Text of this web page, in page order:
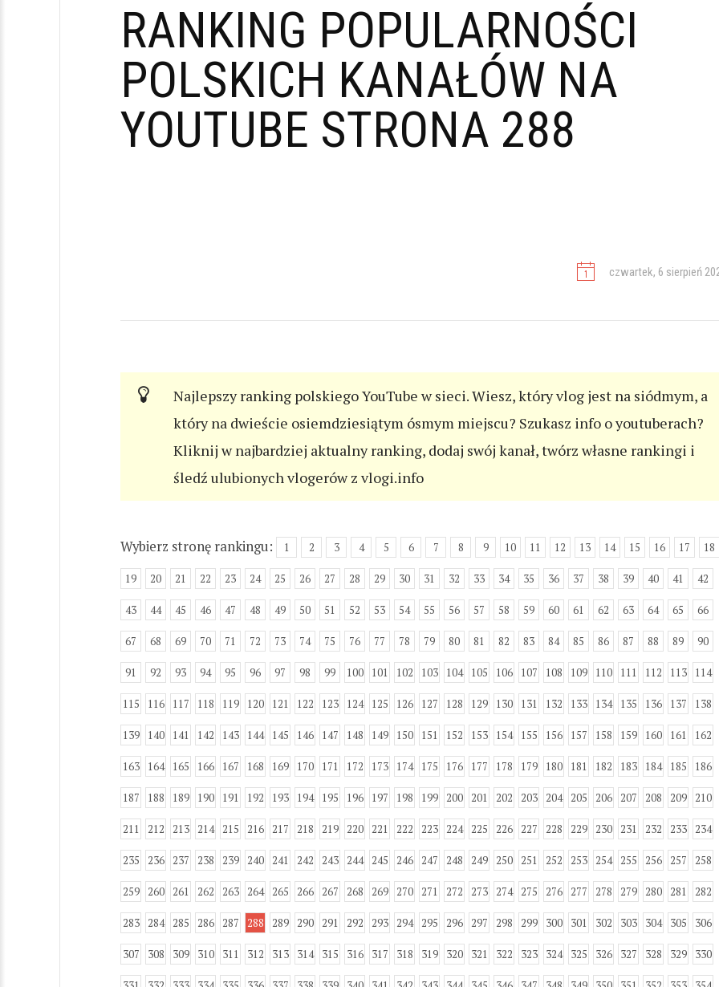
RANKING POPULARNOŚCI
POLSKICH KANAŁÓW NA
YOUTUBE STRONA 288
czwartek, 6 sierpień
Najlepszy ranking polskiego YouTube w sieci. Wiesz, który vlog jest na siódmym, a
który na dwieście osiemdziesiątym ósmym miejscu? Szukasz info o youtuberach?
Kliknij w najbardziej aktualny ranking, dodaj swój kanał, twórz własne rankingi i
śledź ulubionych vlogerów z vlogi.info
Wybierz stronę rankingu: 1 2 3 4 5 6 7 8 9 10 11 12 13 14 15 16 17 18
19 20 21 22 23 24 25 26 27 28 29 30 31 32 33 34 35 36 37 38 39 40 41 42
43 44 45 46 47 48 49 50 51 52 53 54 55 56 57 58 59 60 61 62 63 64 65 66
67 68 69 70 71 72 73 74 75 76 77 78 79 80 81 82 83 84 85 86 87 88 89 90
91 92 93 94 95 96 97 98 99 100 101 102 103 104 105 106 107 108 109 110 111 112 113 114
115 116 117 118 119 120 121 122 123 124 125 126 127 128 129 130 131 132 133 134 135 136 137 138
139 140 141 142 143 144 145 146 147 148 149 150 151 152 153 154 155 156 157 158 159 160 161 162
163 164 165 166 167 168 169 170 171 172 173 174 175 176 177 178 179 180 181 182 183 184 185 186
187 188 189 190 191 192 193 194 195 196 197 198 199 200 201 202 203 204 205 206 207 208 209 210
211 212 213 214 215 216 217 218 219 220 221 222 223 224 225 226 227 228 229 230 231 232 233 234
235 236 237 238 239 240 241 242 243 244 245 246 247 248 249 250 251 252 253 254 255 256 257 258
259 260 261 262 263 264 265 266 267 268 269 270 271 272 273 274 275 276 277 278 279 280 281 282
283 284 285 286 287 288 289 290 291 292 293 294 295 296 297 298 299 300 301 302 303 304 305 306
307 308 309 310 311 312 313 314 315 316 317 318 319 320 321 322 323 324 325 326 327 328 329 330